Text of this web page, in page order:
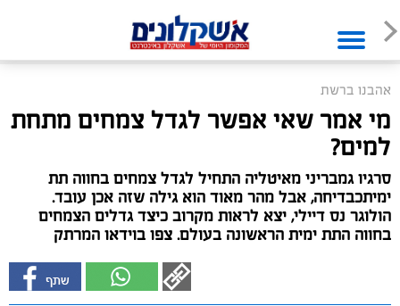
אהבנו ברשת
מי אמר שאי אפשר לגדל צמחים מתחת
למים?
סרגיו גמבריני מאיטליה התחיל לגדל צמחים בחווה תת
ימיתכבדיחה, אבל מהר מאוד הוא גילה שזה אכן עובד.
הולוגר נס דיילי, יצא לראות מקרוב כיצד גדלים הצמחים
בחווה התת ימית הראשונה בעולם. צפו בוידאו המרתק